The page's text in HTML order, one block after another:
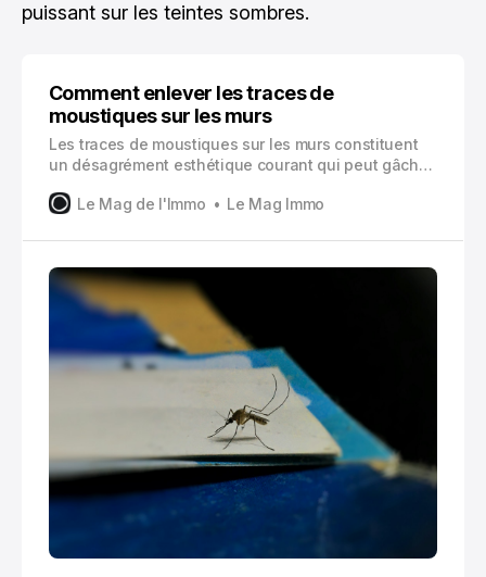
puissant sur les teintes sombres.
Comment enlever les traces de
moustiques sur les murs
Les traces de moustiques sur les murs constituent
un désagrément esthétique courant qui peut gâcher
résultant de l’écrasement des insectes, créent des
qu’il s’agisse de papier peint ou de peinture.
Le Mag de l'Immo Le Mag Immo